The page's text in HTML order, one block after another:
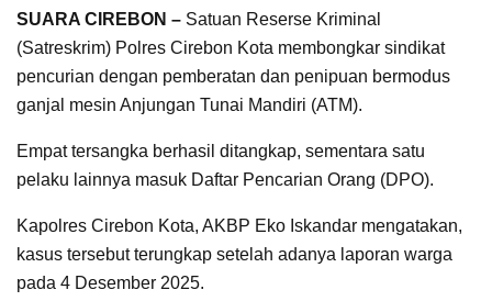
SUARA CIREBON – Satuan Reserse Kriminal
(Satreskrim) Polres Cirebon Kota membongkar sindikat
pencurian dengan pemberatan dan penipuan bermodus
ganjal mesin Anjungan Tunai Mandiri (ATM).
Empat tersangka berhasil ditangkap, sementara satu
pelaku lainnya masuk Daftar Pencarian Orang (DPO).
Kapolres Cirebon Kota, AKBP Eko Iskandar mengatakan,
kasus tersebut terungkap setelah adanya laporan warga
pada 4 Desember 2025.